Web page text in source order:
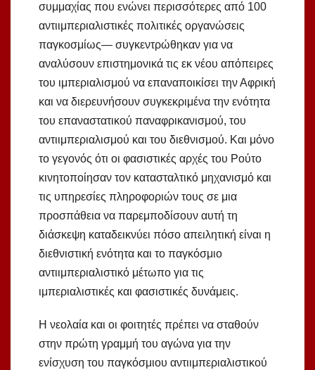
συμμαχίας που ενώνει περισσότερες από 100
αντιιμπεριαλιστικές πολιτικές οργανώσεις
παγκοσμίως— συγκεντρώθηκαν για να
αναλύσουν επιστημονικά τις εκ νέου απόπειρες
του ιμπεριαλισμού να επαναποικίσει την Αφρική
και να διερευνήσουν συγκεκριμένα την ενότητα
του επαναστατικού παναφρικανισμού, του
αντιιμπεριαλισμού και του διεθνισμού. Και μόνο
το γεγονός ότι οι φασιστικές αρχές του Ρούτο
κινητοποίησαν τον κατασταλτικό μηχανισμό και
τις υπηρεσίες πληροφοριών τους σε μια
προσπάθεια να παρεμποδίσουν αυτή τη
διάσκεψη καταδεικνύει πόσο απειλητική είναι η
διεθνιστική ενότητα και το παγκόσμιο
αντιιμπεριαλιστικό μέτωπο για τις
ιμπεριαλιστικές και φασιστικές δυνάμεις.
Η νεολαία και οι φοιτητές πρέπει να σταθούν
στην πρώτη γραμμή του αγώνα για την
ενίσχυση του παγκόσμιου αντιιμπεριαλιστικού